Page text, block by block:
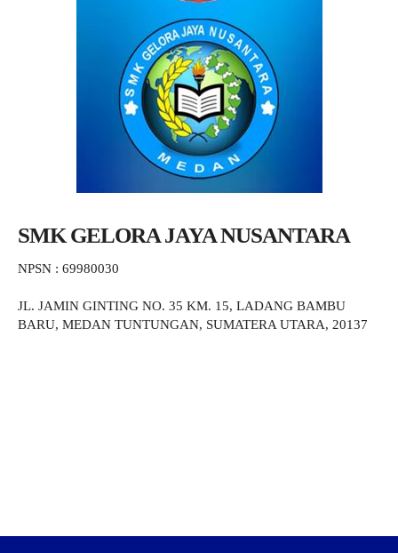
SMK GELORA JAYA NUSANTARA
NPSN : 69980030
JL. JAMIN GINTING NO. 35 KM. 15, LADANG BAMBU
BARU, MEDAN TUNTUNGAN, SUMATERA UTARA, 20137